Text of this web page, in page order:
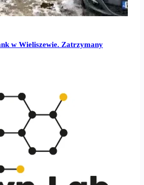
w Wieliszewie. Zatrzymany